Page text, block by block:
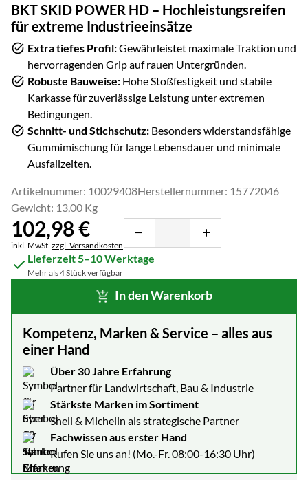
BKT SKID POWER HD – Hochleistungsreifen
für extreme Industrieeinsätze
Extra tiefes Profil:Gewährleistet maximale Traktion und
hervorragenden Grip auf rauen Untergründen.
Robuste Bauweise: Hohe Stoßfestigkeit und stabile
Karkasse für zuverlässige Leistung unter extremen
Bedingungen.
Schnitt- und Stichschutz: Besonders widerstandsfähige
Gummimischung für lange Lebensdauer und minimale
Ausfallzeiten.
Artikelnummer: 10029408Herstellernummer: 15772046
Gewicht: 13,00 Kg
102,98€
Steuerhinweis:
inkl. MwSt. zzgl. Versandkosten
Lieferzeit 5–10 Werktage
Mehr als 4 Stück verfügbar
In den Warenkorb
Kompetenz, Marken & Service – alles aus
einer Hand
Über 30 Jahre Erfahrung
Partner für Landwirtschaft, Bau & Industrie
Stärkste Marken im Sortiment
Shell & Michelin als strategische Partner
Fachwissen aus erster Hand
Rufen Sie uns an! (Mo.-Fr. 08:00-16:30 Uhr)